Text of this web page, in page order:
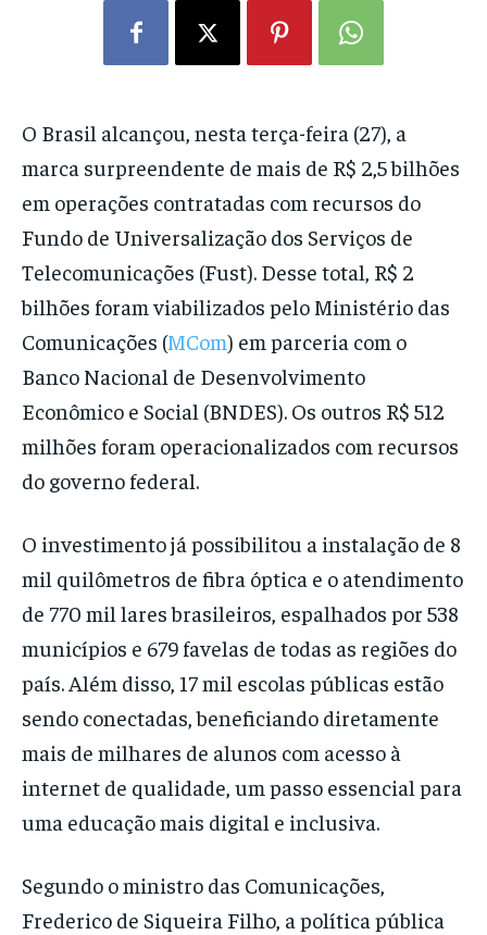
O Brasil alcançou, nesta terça-feira (27), a
marca surpreendente de mais de R$ 2,5 bilhões
em operações contratadas com recursos do
Fundo de Universalização dos Serviços de
Telecomunicações (Fust). Desse total, R$ 2
bilhões foram viabilizados pelo Ministério das
Comunicações (MCom) em parceria com o
Banco Nacional de Desenvolvimento
Econômico e Social (BNDES). Os outros R$ 512
milhões foram operacionalizados com recursos
do governo federal.
O investimento já possibilitou a instalação de 8
mil quilômetros de fibra óptica e o atendimento
de 770 mil lares brasileiros, espalhados por 538
municípios e 679 favelas de todas as regiões do
país. Além disso, 17 mil escolas públicas estão
sendo conectadas, beneficiando diretamente
mais de milhares de alunos com acesso à
internet de qualidade, um passo essencial para
uma educação mais digital e inclusiva.
Segundo o ministro das Comunicações,
Frederico de Siqueira Filho, a política pública